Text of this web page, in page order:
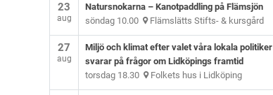
23
aug
Natursnokarna – Kanotpaddling på Flämsjön
söndag 10.00 Flämslätts Stifts- & kursgård
27
aug
Miljö och klimat efter valet våra lokala politiker
svarar på frågor om Lidköpings framtid
torsdag 18.30 Folkets hus i Lidköping